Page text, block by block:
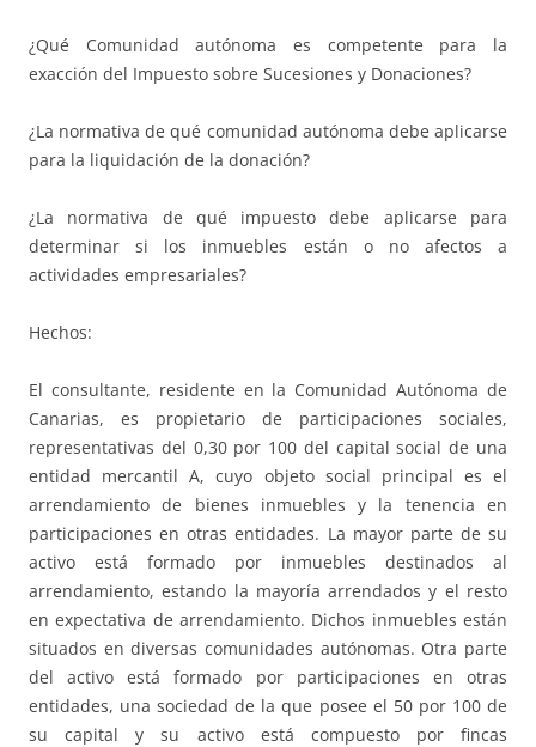
¿Qué Comunidad autónoma es competente para la
exacción del Impuesto sobre Sucesiones y Donaciones?
¿La normativa de qué comunidad autónoma debe aplicarse
para la liquidación de la donación?
¿La normativa de qué impuesto debe aplicarse para
determinar si los inmuebles están o no afectos a
actividades empresariales?
Hechos:
El consultante, residente en la Comunidad Autónoma de
Canarias, es propietario de participaciones sociales,
representativas del 0,30 por 100 del capital social de una
entidad mercantil A, cuyo objeto social principal es el
arrendamiento de bienes inmuebles y la tenencia en
participaciones en otras entidades. La mayor parte de su
activo está formado por inmuebles destinados al
arrendamiento, estando la mayoría arrendados y el resto
en expectativa de arrendamiento. Dichos inmuebles están
situados en diversas comunidades autónomas. Otra parte
del activo está formado por participaciones en otras
entidades, una sociedad de la que posee el 50 por 100 de
su capital y su activo está compuesto por fincas